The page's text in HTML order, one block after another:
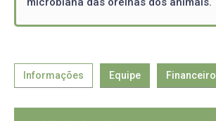
Informações Equipe Financeiro